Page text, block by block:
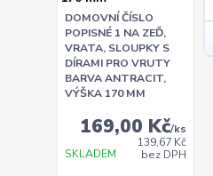
DOMOVNÍ ČÍSLO
POPISNÉ 1 NA ZEĎ,
VRATA, SLOUPKY S
DÍRAMI PRO VRUTY
BARVA ANTRACIT,
VÝŠKA 170 MM
169,00 Kč/ks
139,67 Kč
bez DPH
SKLADEM